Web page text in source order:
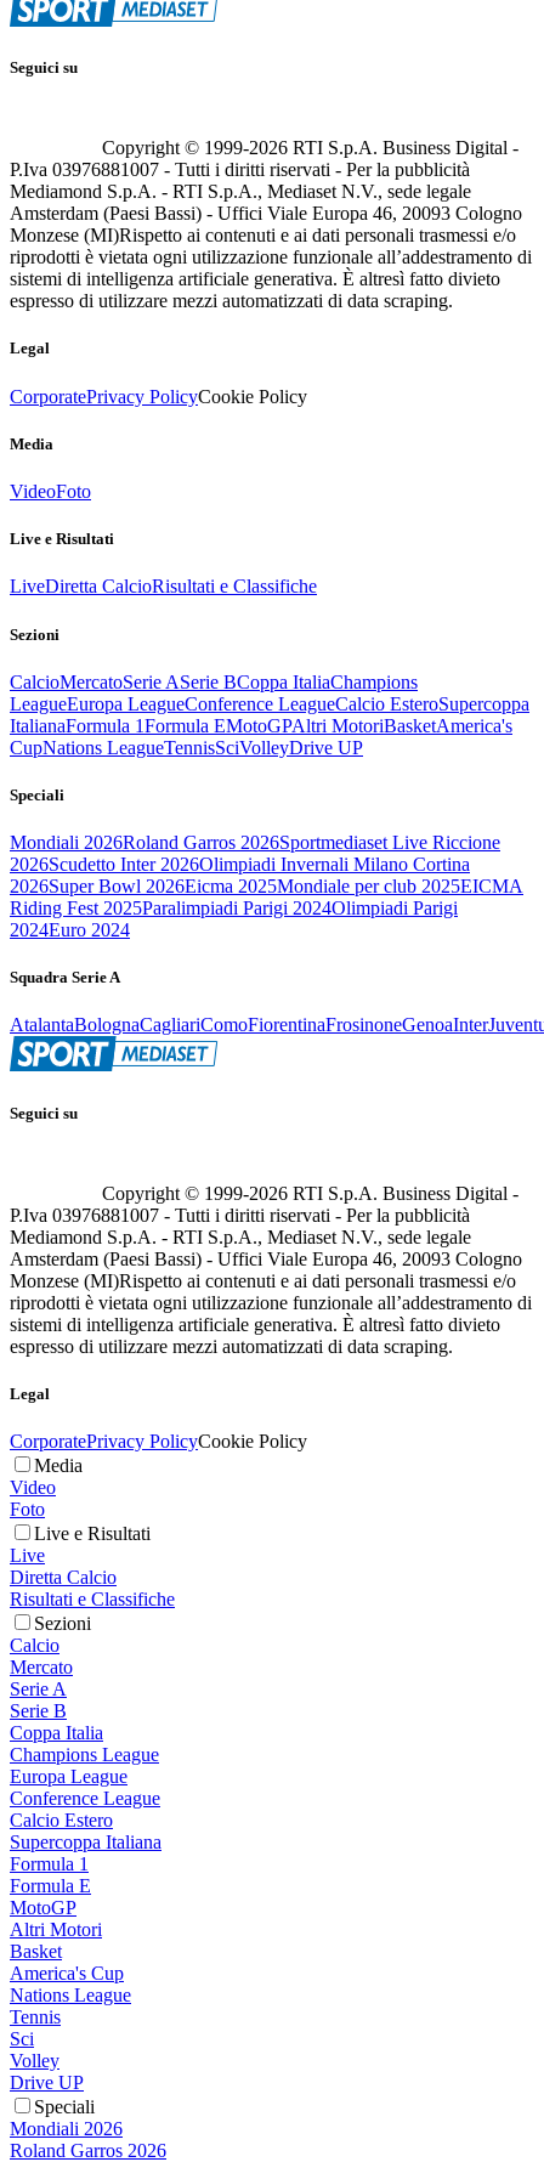
Seguici su
Copyright © 1999-2026 RTI S.p.A. Business Digital -
P.Iva 03976881007 - Tutti i diritti riservati - Per la pubblicità
Mediamond S.p.A. - RTI S.p.A., Mediaset N.V., sede legale
Amsterdam (Paesi Bassi) - Uffici Viale Europa 46, 20093 Cologno
Monzese (MI)Rispetto ai contenuti e ai dati personali trasmessi e/o
riprodotti è vietata ogni utilizzazione funzionale all’addestramento di
sistemi di intelligenza artificiale generativa. È altresì fatto divieto
espresso di utilizzare mezzi automatizzati di data scraping.
Legal
CorporatePrivacy PolicyCookie Policy
Media
VideoFoto
Live e Risultati
LiveDiretta CalcioRisultati e Classifiche
Sezioni
CalcioMercatoSerie ASerie BCoppa ItaliaChampions
LeagueEuropa LeagueConference LeagueCalcio EsteroSupercoppa
ItalianaFormula 1Formula EMotoGPAltri MotoriBasketAmerica's
CupNations LeagueTennisSciVolleyDrive UP
Speciali
Mondiali 2026Roland Garros 2026Sportmediaset Live Riccione
2026Scudetto Inter 2026Olimpiadi Invernali Milano Cortina
2026Super Bowl 2026Eicma 2025Mondiale per club 2025EICMA
Riding Fest 2025Paralimpiadi Parigi 2024Olimpiadi Parigi
2024Euro 2024
Squadra Serie A
AtalantaBolognaCagliariComoFiorentinaFrosinoneGenoaInter
Seguici su
Copyright © 1999-2026 RTI S.p.A. Business Digital -
P.Iva 03976881007 - Tutti i diritti riservati - Per la pubblicità
Mediamond S.p.A. - RTI S.p.A., Mediaset N.V., sede legale
Amsterdam (Paesi Bassi) - Uffici Viale Europa 46, 20093 Cologno
Monzese (MI)Rispetto ai contenuti e ai dati personali trasmessi e/o
riprodotti è vietata ogni utilizzazione funzionale all’addestramento di
sistemi di intelligenza artificiale generativa. È altresì fatto divieto
espresso di utilizzare mezzi automatizzati di data scraping.
Legal
CorporatePrivacy PolicyCookie Policy
Media
Video
Foto
Live e Risultati
Live
Diretta Calcio
Risultati e Classifiche
Sezioni
Calcio
Mercato
Serie A
Serie B
Coppa Italia
Champions League
Europa League
Conference League
Calcio Estero
Supercoppa Italiana
Formula 1
Formula E
MotoGP
Altri Motori
Basket
America's Cup
Nations League
Tennis
Sci
Volley
Drive UP
Speciali
Mondiali 2026
Roland Garros 2026